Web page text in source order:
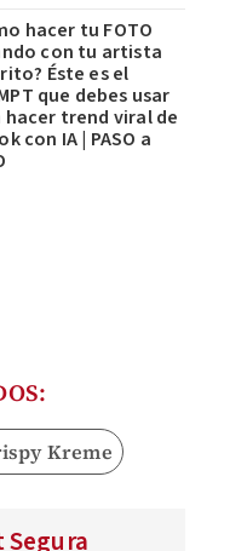
hacer tu FOTO
con tu artista
Éste es el
que debes usar
hacer trend viral de
con IA | PASO a
Kreme